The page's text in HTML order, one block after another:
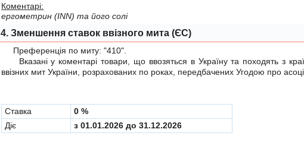
Коментарі:
ергометрин (ІNN) та його солі
4. Зменшення ставок ввізного мита (ЄС)
Преференція по миту:"410"
Вказані у коментарі товари, що ввозяться в Україну та походять з
ввізних мит України, розрахованих по роках, передбаченихУгодою про
Cтавка
0 %
Діє
з 01.01.2026 до 31.12.2026